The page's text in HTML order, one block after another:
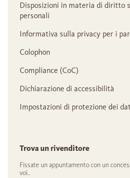
Disposizioni in materia di diritto
personali
Informativa sulla privacy per i
Colophon
Compliance (CoC)
Dichiarazione di accessibilità
Impostazioni di protezione dei
Trova un rivenditore
Fissate un appuntamento con un
voi..